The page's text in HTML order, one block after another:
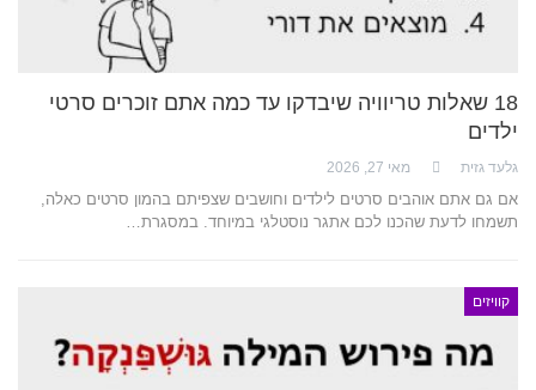
18 שאלות טריוויה שיבדקו עד כמה אתם זוכרים סרטי
ילדים
גלעד גזית מאי 27, 2026
אם גם אתם אוהבים סרטים לילדים וחושבים שצפיתם בהמון סרטים כאלה,
תשמחו לדעת שהכנו לכם אתגר נוסטלגי במיוחד. במסגרת…
קוויזים